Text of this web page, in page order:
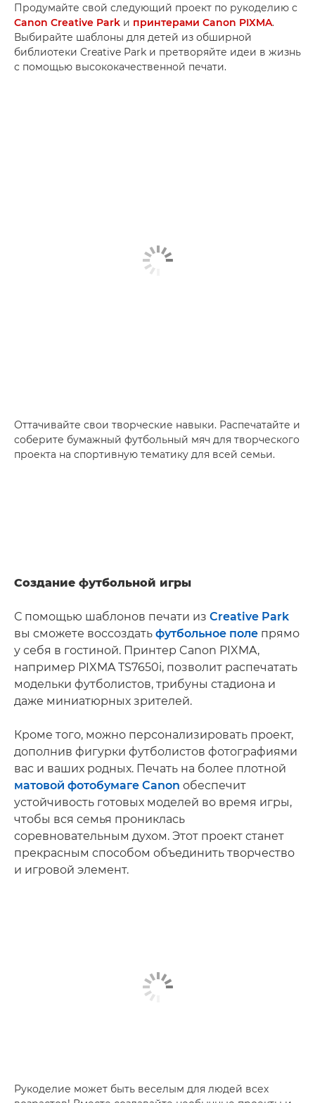
Продумайте свой следующий проект по рукоделию с
Canon Creative Park и принтерами Canon PIXMA.
Выбирайте шаблоны для детей из обширной
библиотеки Creative Park и претворяйте идеи в жизнь
с помощью высококачественной печати.
Оттачивайте свои творческие навыки. Распечатайте и
соберите бумажный футбольный мяч для творческого
проекта на спортивную тематику для всей семьи.
Создание футбольной игры
С помощью шаблонов печати из Creative Park
вы сможете воссоздать футбольное поле прямо
у себя в гостиной. Принтер Canon PIXMA,
например PIXMA TS7650i, позволит распечатать
модельки футболистов, трибуны стадиона и
даже миниатюрных зрителей.
Кроме того, можно персонализировать проект,
дополнив фигурки футболистов фотографиями
вас и ваших родных. Печать на более плотной
матовой фотобумаге Canon обеспечит
устойчивость готовых моделей во время игры,
чтобы вся семья прониклась
соревновательным духом. Этот проект станет
прекрасным способом объединить творчество
и игровой элемент.
Рукоделие может быть веселым для людей всех